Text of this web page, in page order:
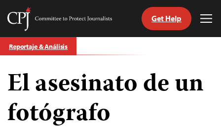
Skip
to
Committee
Protect
Journalists
Get Help
Reportaje & Análisis
El asesinato de un
fotógrafo